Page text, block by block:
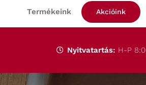
Termékeink Akcióink
Nyitvatartás: H-P